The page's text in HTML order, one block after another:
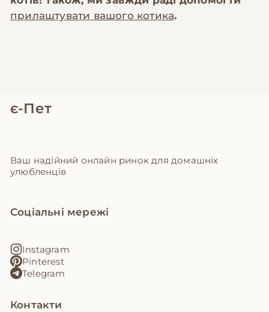
прилаштувати вашого котика.
є-Пет
Ваш надійний онлайн ринок для домашніх
улюбленців
Соціальні мережі
Instagram
Pinterest
Telegram
Контакти